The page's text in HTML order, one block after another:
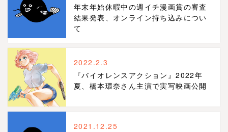
年末年始休暇中の週イチ漫画賞の審査
結果発表、オンライン持ち込みについ
て
2022.2.3
『バイオレンスアクション』2022年
夏、橋本環奈さん主演で実写映画公開
2021.12.25